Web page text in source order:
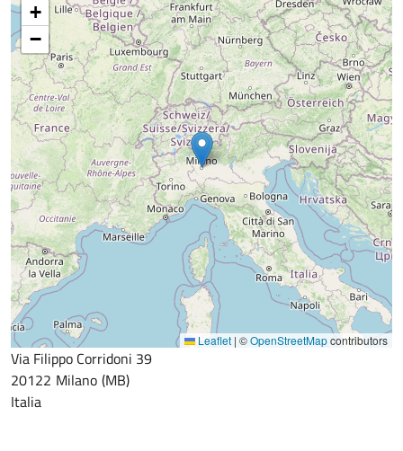
+
−
Leaflet | ©OpenStreetMapcontributors
Via Filippo Corridoni 39
20122 Milano MB
Italia